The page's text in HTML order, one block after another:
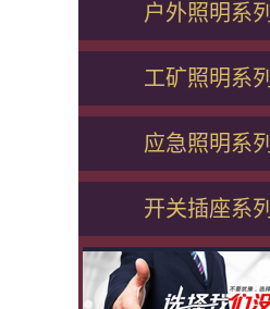
户外照明系列
工矿照明系列
应急照明系列
开关插座系列